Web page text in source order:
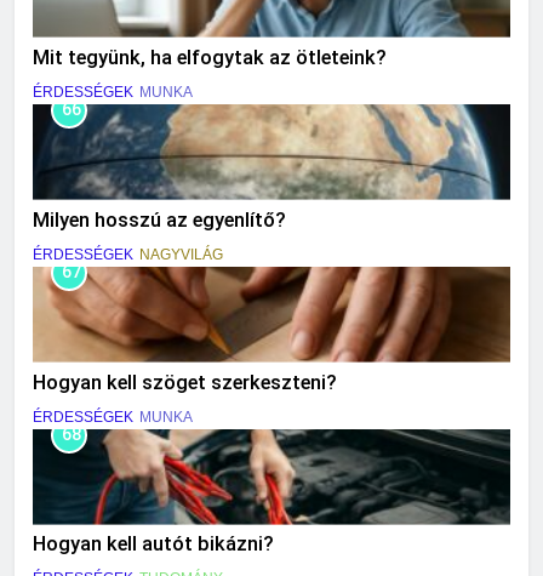
Mit tegyünk, ha elfogytak az ötleteink?
ÉRDESSÉGEK MUNKA
66
Milyen hosszú az egyenlítő?
ÉRDESSÉGEK NAGYVILÁG
67
Hogyan kell szöget szerkeszteni?
ÉRDESSÉGEK MUNKA
68
Hogyan kell autót bikázni?